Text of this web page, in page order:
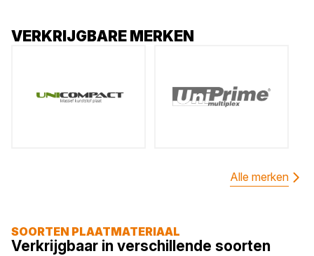
VERKRIJGBARE MERKEN
Alle merken
SOORTEN PLAATMATERIAAL
Verkrijgbaar in verschillende soorten